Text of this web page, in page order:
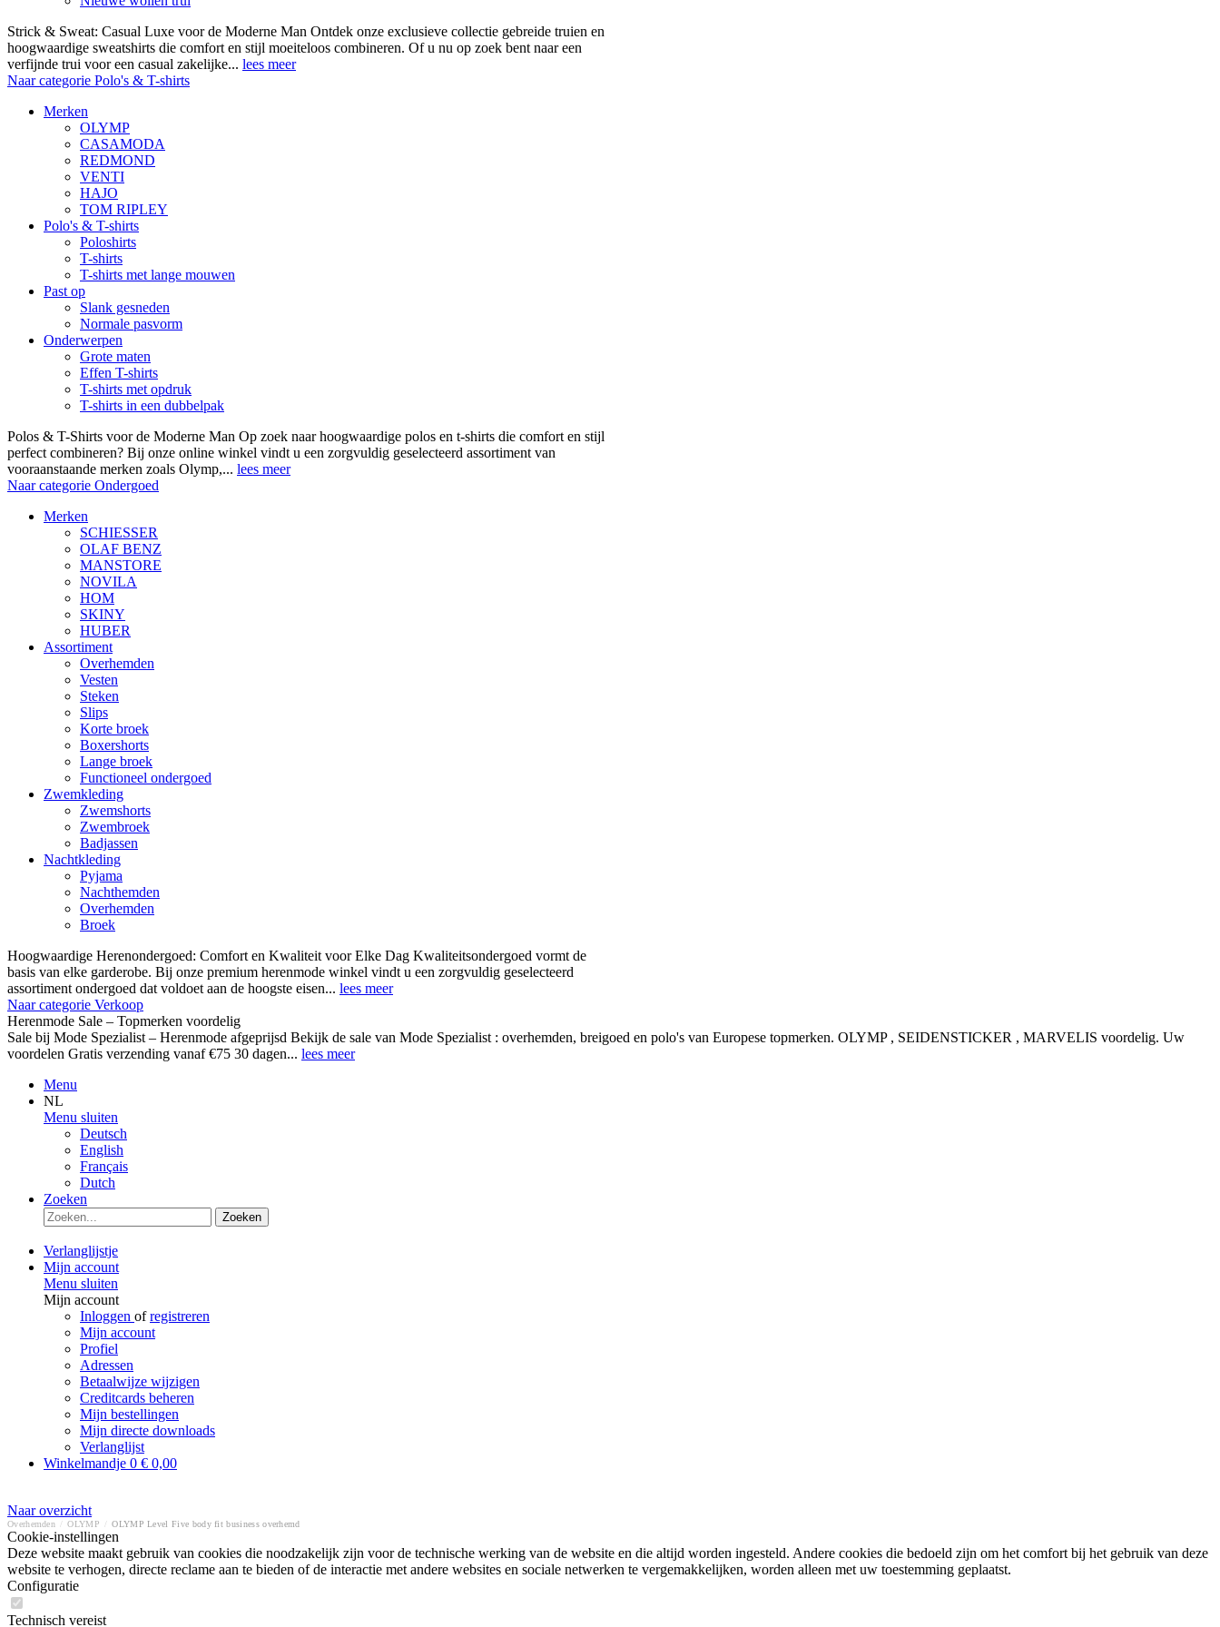
Strick & Sweat: Casual Luxe voor de Moderne Man Ontdek onze exclusieve collectie gebreide truien en
hoogwaardige sweatshirts die comfort en stijl moeiteloos combineren. Of u nu op zoek bent naar een
verfijnde trui voor een casual zakelijke... lees meer
Naar categorie Polo's & T-shirts
Merken
OLYMP
CASAMODA
REDMOND
VENTI
HAJO
TOM RIPLEY
Polo's & T-shirts
Poloshirts
T-shirts
T-shirts met lange mouwen
Past op
Slank gesneden
Normale pasvorm
Onderwerpen
Grote maten
Effen T-shirts
T-shirts met opdruk
T-shirts in een dubbelpak
Polos & T-Shirts voor de Moderne Man Op zoek naar hoogwaardige polos en t-shirts die comfort en stijl
perfect combineren? Bij onze online winkel vindt u een zorgvuldig geselecteerd assortiment van
vooraanstaande merken zoals Olymp,... lees meer
Naar categorie Ondergoed
Merken
SCHIESSER
OLAF BENZ
MANSTORE
NOVILA
HOM
SKINY
HUBER
Assortiment
Overhemden
Vesten
Steken
Slips
Korte broek
Boxershorts
Lange broek
Functioneel ondergoed
Zwemkleding
Zwemshorts
Zwembroek
Badjassen
Nachtkleding
Pyjama
Nachthemden
Overhemden
Broek
Hoogwaardige Herenondergoed: Comfort en Kwaliteit voor Elke Dag Kwaliteitsondergoed vormt de
basis van elke garderobe. Bij onze premium herenmode winkel vindt u een zorgvuldig geselecteerd
assortiment ondergoed dat voldoet aan de hoogste eisen... lees meer
Naar categorie Verkoop
Herenmode Sale – Topmerken voordelig
Sale bij Mode Spezialist – Herenmode afgeprijsd Bekijk de sale van Mode Spezialist : overhemden, breigoed en polo's van Europese topmerken. OLYMP , SEIDENSTICKER , MARVELIS voordelig. Uw
voordelen Gratis verzending vanaf €75 30 dagen... lees meer
Menu
NL
Menu sluiten
Deutsch
English
Français
Dutch
Zoeken
Zoeken
Verlanglijstje
Mijn account
Menu sluiten
Mijn account
Inloggen ofregistreren
Mijn account
Profiel
Adressen
Betaalwijze wijzigen
Creditcards beheren
Mijn bestellingen
Mijn directe downloads
Verlanglijst
Winkelmandje 0 € 0,00
Naar overzicht
Overhemden OLYMP OLYMP Level Five body fit business overhemd
Cookie-instellingen
Deze website maakt gebruik van cookies die noodzakelijk zijn voor de technische werking van de website en die altijd worden ingesteld. Andere cookies die bedoeld zijn om het comfort bij het gebruik van deze
website te verhogen, directe reclame aan te bieden of de interactie met andere websites en sociale netwerken te vergemakkelijken, worden alleen met uw toestemming geplaatst.
Configuratie
Technisch vereist